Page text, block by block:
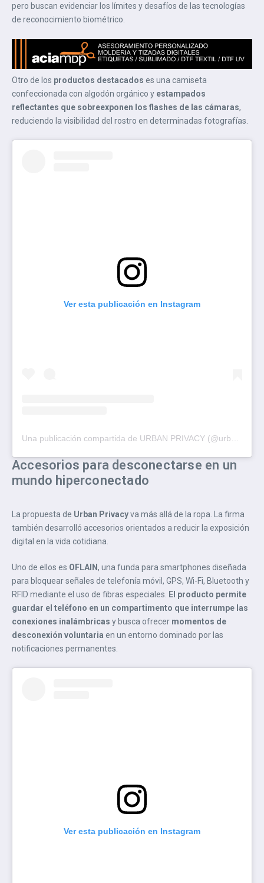
pero buscan evidenciar los límites y desafíos de las tecnologías
de reconocimiento biométrico.
Otro de los productos destacados es una camiseta
confeccionada con algodón orgánico y estampados
reflectantes que sobreexponen los flashes de las cámaras,
reduciendo la visibilidad del rostro en determinadas fotografías.
Ver esta publicación en Instagram
Accesorios para desconectarse en un
mundo hiperconectado
La propuesta de Urban Privacyva más allá de la ropa. La firma
también desarrolló accesorios orientados a reducir la exposición
digital en la vida cotidiana.
Uno de ellos es OFLAIN, una funda para smartphones diseñada
para bloquear señales de telefonía móvil, GPS, Wi-Fi, Bluetooth y
RFID mediante el uso de fibras especiales. El producto permite
guardar el teléfono en un compartimento que interrumpe las
conexiones inalámbricas y busca ofrecer momentos de
desconexión voluntaria en un entorno dominado por las
notificaciones permanentes.
Ver esta publicación en Instagram